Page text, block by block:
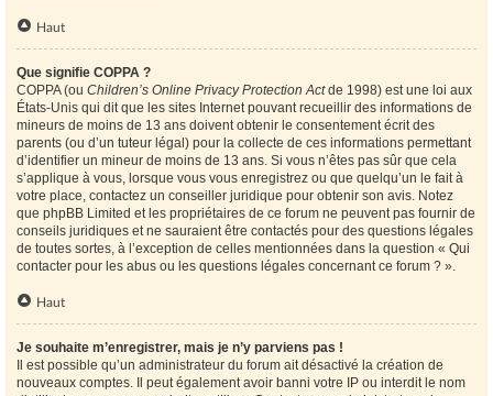
Haut
Que signifie COPPA ?
COPPA (ou Children’s Online Privacy Protection Actde 1998) est une loi aux
États-Unis qui dit que les sites Internet pouvant recueillir des informations de
mineurs de moins de 13 ans doivent obtenir le consentement écrit des
parents (ou d’un tuteur légal) pour la collecte de ces informations permettant
d’identifier un mineur de moins de 13 ans. Si vous n’êtes pas sûr que cela
s’applique à vous, lorsque vous vous enregistrez ou que quelqu’un le fait à
votre place, contactez un conseiller juridique pour obtenir son avis. Notez
que phpBB Limited et les propriétaires de ce forum ne peuvent pas fournir de
conseils juridiques et ne sauraient être contactés pour des questions légales
de toutes sortes, à l’exception de celles mentionnées dans la question « Qui
contacter pour les abus ou les questions légales concernant ce forum ? ».
Haut
Je souhaite m’enregistrer, mais je n’y parviens pas !
Il est possible qu’un administrateur du forum ait désactivé la création de
nouveaux comptes. Il peut également avoir banni votre IP ou interdit le nom